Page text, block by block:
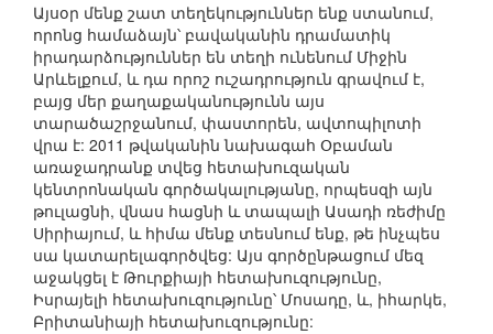
Այսօր մենք շատ տեղեկություններ ենք ստանում,
որոնց համաձայն՝ բավականին դրամատիկ
իրադարձություններ են տեղի ունենում Միջին
Արևելքում, և դա որոշ ուշադրություն գրավում է,
բայց մեր քաղաքականությունն այս
տարածաշրջանում, փաստորեն, ավտոպիլոտի
վրա է: 2011 թվականին նախագահ Օբաման
առաջադրանք տվեց հետախուզական
կենտրոնական գործակալությանը, որպեսզի այն
թուլացնի, վնաս հացնի և տապալի Ասադի ռեժիմը
Սիրիայում, և հիմա մենք տեսնում ենք, թե ինչպես
սա կատարելագործվեց: Այս գործընթացում մեզ
աջակցել է Թուրքիայի հետախուզությունը,
Իսրայելի հետախուզությունը՝ Մոսադը, և, իհարկե,
Բրիտանիայի հետախուզությունը: